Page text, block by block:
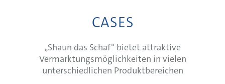
CASES
„Shaun das Schaf“ bietet attraktive
Vermarktungsmöglichkeiten in vielen
unterschiedlichen Produktbereichen